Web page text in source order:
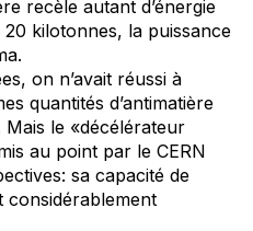
recèle autant d’énergie
kilotonnes, la puissance
on n’avait réussi à
quantités d’antimatière
le «décélérateur
au point par le CERN
sa capacité de
considérablement